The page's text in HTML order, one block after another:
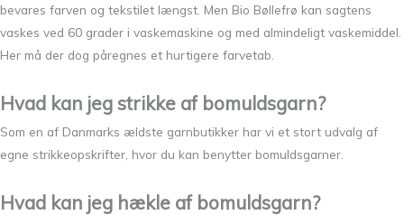
bevares farven og tekstilet længst. Men Bio Bøllefrø kan sagtens
vaskes ved 60 grader i vaskemaskine og med almindeligt vaskemiddel.
Her må der dog påregnes et hurtigere farvetab.
Hvad kan jeg strikke af bomuldsgarn?
Som en af Danmarks ældste garnbutikker har vi et stort udvalg af
egne strikkeopskrifter, hvor du kan benytter bomuldsgarner.
Hvad kan jeg hækle af bomuldsgarn?